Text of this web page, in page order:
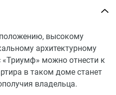
высокому
архитектурному
можно отнести к
в таком доме станет
владельца.